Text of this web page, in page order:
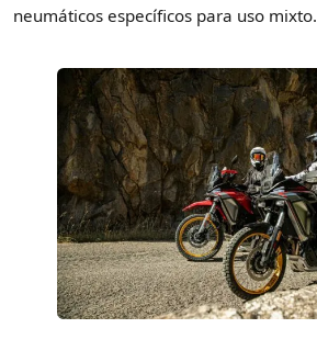
neumáticos específicos para uso mixto.